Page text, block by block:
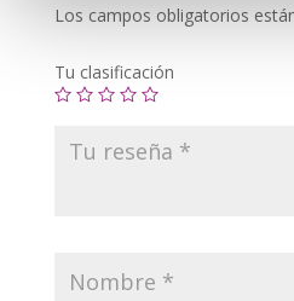
Los campos obligatorios
Tu clasificación